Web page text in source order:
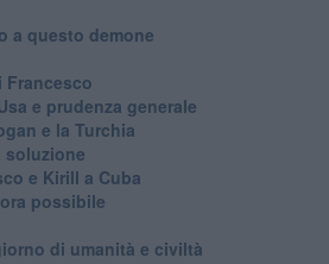
a questo demone
e prudenza generale
e la Turchia
soluzione
e Kirill a Cuba
possibile
di umanità e civiltà